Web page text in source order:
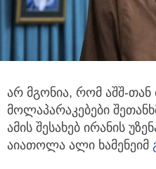
არ მგონია, რომ აშშ-
მოლაპარაკებები
ამის შესახებ ირანის
აიათოლა ალი ხამენეიმ